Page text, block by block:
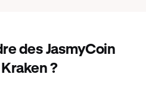
des JasmyCoin
?